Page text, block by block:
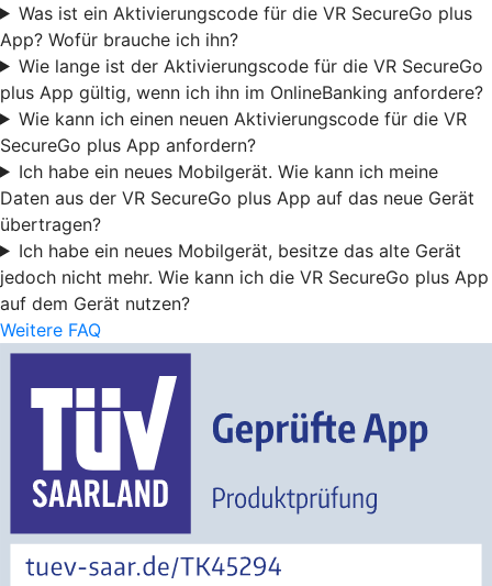
Was ist ein Aktivierungscode für die VR SecureGo plus
App? Wofür brauche ich ihn?
Wie lange ist der Aktivierungscode für die VR SecureGo
plus App gültig, wenn ich ihn im OnlineBanking anfordere?
Wie kann ich einen neuen Aktivierungscode für die VR
SecureGo plus App anfordern?
Ich habe ein neues Mobilgerät. Wie kann ich meine
Daten aus der VR SecureGo plus App auf das neue Gerät
übertragen?
Ich habe ein neues Mobilgerät, besitze das alte Gerät
jedoch nicht mehr. Wie kann ich die VR SecureGo plus App
auf dem Gerät nutzen?
Weitere FAQ